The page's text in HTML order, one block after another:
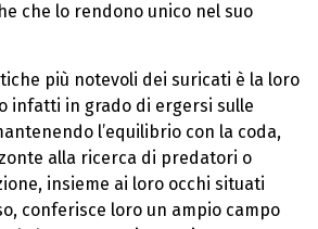
che lo rendono unico nel suo
più notevoli dei suricati è la loro
infatti in grado di ergersi sulle
l’equilibrio con la coda,
alla ricerca di predatori o
insieme ai loro occhi situati
conferisce loro un ampio campo